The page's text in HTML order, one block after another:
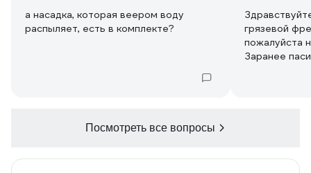
а насадка, которая веером воду
распыляет, есть в комплекте?
грязевой
пожалуйста
Заранее
Посмотреть все вопросы